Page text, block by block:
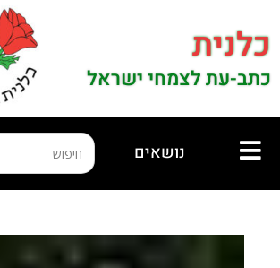
כלנית
כתב-עת לצמחי ישראל
נושאים